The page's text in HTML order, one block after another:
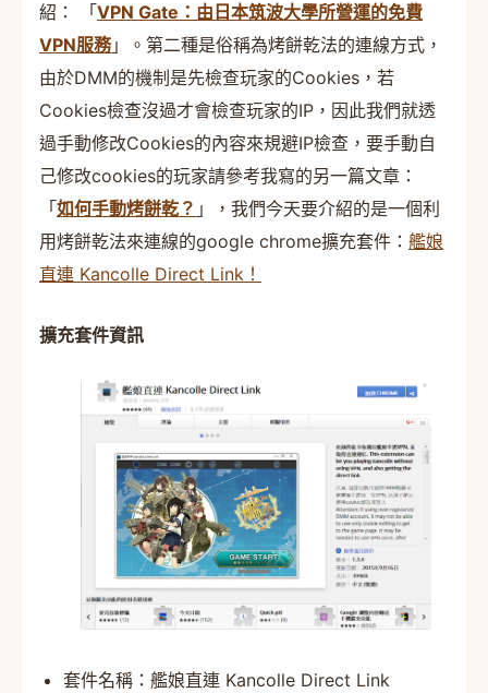
紹： 「 VPN Gate：由日本筑波大學所營運的免費
VPN服務」。第二種是俗稱為烤餅乾法的連線方式，
由於DMM的機制是先檢查玩家的Cookies，若
Cookies檢查沒過才會檢查玩家的IP，因此我們就透
過手動修改Cookies的內容來規避IP檢查，要手動自
己修改cookies的玩家請參考我寫的另一篇文章：
「 如何手動烤餅乾？ 」，我們今天要介紹的是一個利
用烤餅乾法來連線的google chrome擴充套件： 艦娘
直連 Kancolle Direct Link！
擴充套件資訊
套件名稱：艦娘直連 Kancolle Direct Link